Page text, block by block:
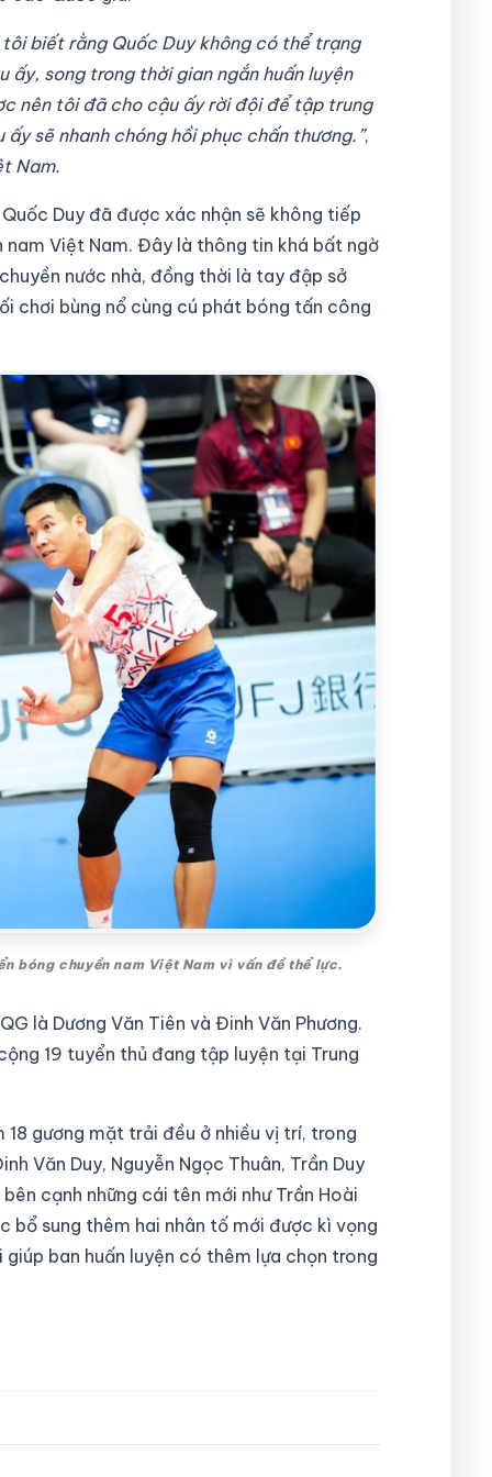
biết rằng Quốc Duy không có thể trạng
song trong thời gian ngắn huấn luyện
nên tôi đã cho cậu ấy rời đội để tập trung
sẽ nhanh chóng hồi phục chấn thương.”,
Nam.
Duy đã được xác nhận sẽ không tiếp
Việt Nam. Đây là thông tin khá bất ngờ
nước nhà, đồng thời là tay đập sở
chơi bùng nổ cùng cú phát bóng tấn công
bóng chuyền nam Việt Nam vì vấn đề thể lực.
là Dương Văn Tiên và Đinh Văn Phương.
19 tuyển thủ đang tập luyện tại Trung
gương mặt trải đều ở nhiều vị trí, trong
Văn Duy, Nguyễn Ngọc Thuân, Trần Duy
cạnh những cái tên mới như Trần Hoài
bổ sung thêm hai nhân tố mới được kì vọng
ban huấn luyện có thêm lựa chọn trong